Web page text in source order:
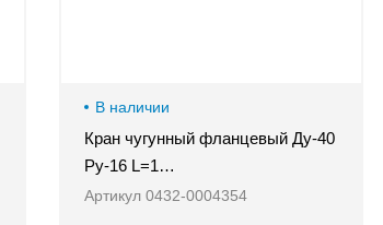
В наличии
Кран чугунный фланцевый Ду-40
Ру-16 L=1…
Артикул 0432-0004354